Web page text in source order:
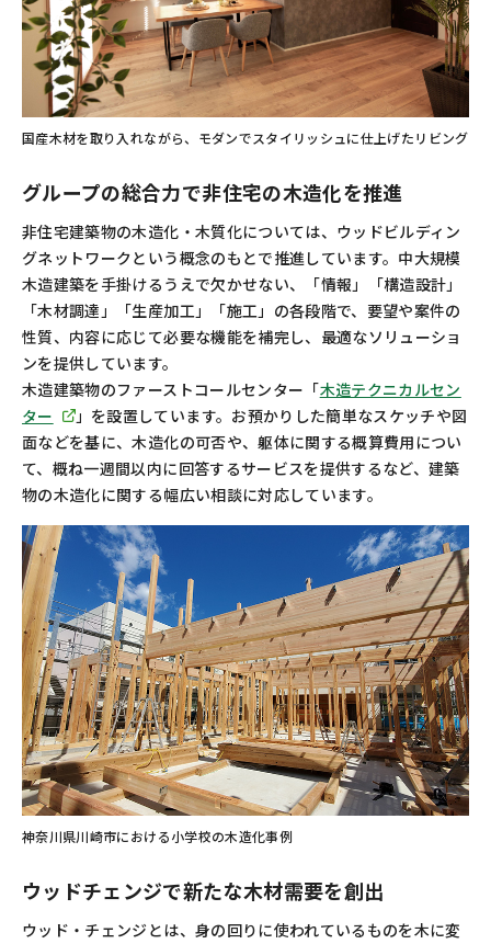
国産木材を取り入れながら、モダンでスタイリッシュに仕上げたリビング
グループの総合力で非住宅の木造化を推進
非住宅建築物の木造化・木質化については、ウッドビルディン
グネットワークという概念のもとで推進しています。中大規模
木造建築を手掛けるうえで欠かせない、「情報」「構造設計」
「木材調達」「生産加工」「施工」の各段階で、要望や案件の
性質、内容に応じて必要な機能を補完し、最適なソリューショ
ンを提供しています。
木造建築物のファーストコールセンター「木造テクニカルセン
ター
」を設置しています。お預かりした簡単なスケッチや図
面などを基に、木造化の可否や、躯体に関する概算費用につい
て、概ね一週間以内に回答するサービスを提供するなど、建築
物の木造化に関する幅広い相談に対応しています。
神奈川県川崎市における小学校の木造化事例
ウッドチェンジで新たな木材需要を創出
ウッド・チェンジとは、身の回りに使われているものを木に変